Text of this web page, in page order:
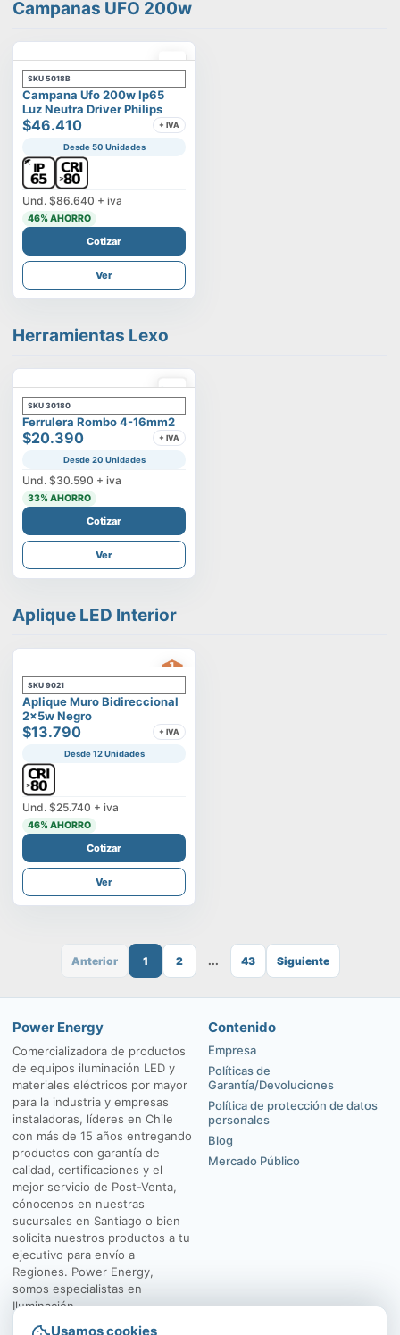
Campanas UFO 200w
SKU 5018B
Campana Ufo 200w Ip65
Luz Neutra Driver Philips
$46.410 + IVA
Desde 50 Unidades
Und. $86.640 + iva
46% AHORRO
Cotizar
Ver
Herramientas Lexo
SKU 30180
Ferrulera Rombo 4-16mm2
$20.390 + IVA
Desde 20 Unidades
Und. $30.590 + iva
33% AHORRO
Cotizar
Ver
Aplique LED Interior
SKU 9021
Aplique Muro Bidireccional
2x5w Negro
$13.790 + IVA
Desde 12 Unidades
Und. $25.740 + iva
46% AHORRO
Cotizar
Ver
Anterior 1 2 ... 43 Siguiente
Power Energy
Comercializadora de productos
de equipos iluminación LED y
materiales eléctricos por mayor
para la industria y empresas
instaladoras, líderes en Chile
con más de 15 años entregando
productos con garantía de
calidad, certificaciones y el
mejor servicio de Post-Venta,
cónocenos en nuestras
sucursales en Santiago o bien
solicita nuestros productos a tu
ejecutivo para envío a
Regiones. Power Energy,
somos especialistas en
Iluminación.
Contenido
Empresa
Políticas de
Garantía/Devoluciones
Política de protección de datos
personales
Blog
Mercado Público
Usamos cookies